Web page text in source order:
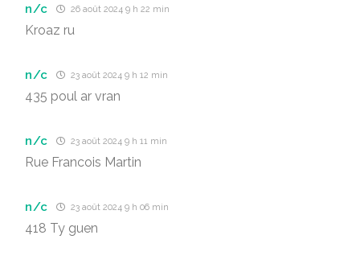
n/c 26 août 2024 9 h 22 min
Kroaz ru
n/c 23 août 2024 9 h 12 min
435 poul ar vran
n/c 23 août 2024 9 h 11 min
Rue Francois Martin
n/c 23 août 2024 9 h 06 min
418 Ty guen